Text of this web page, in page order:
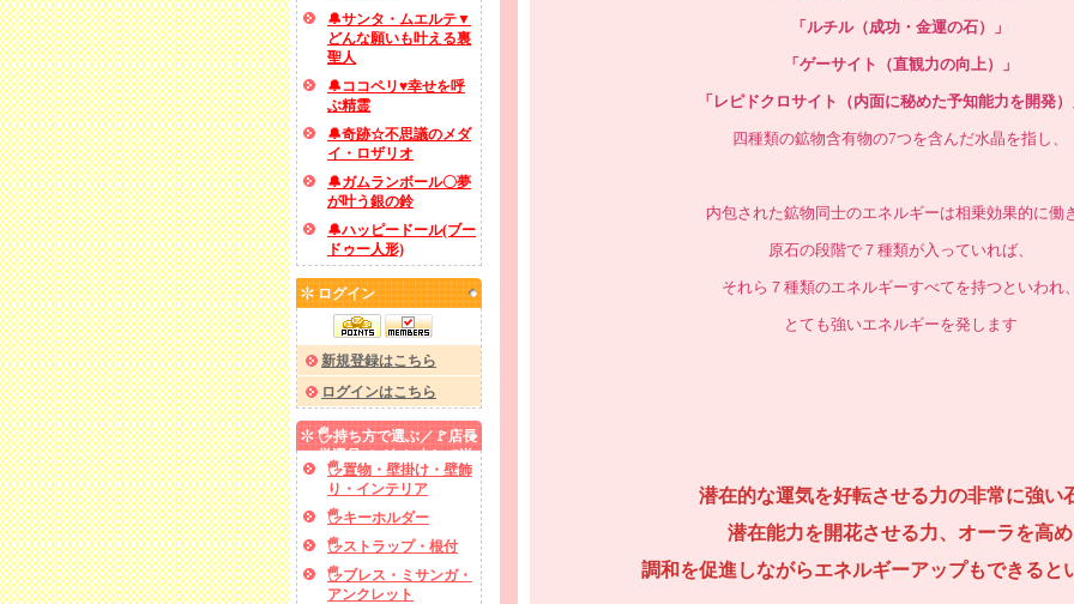
🔔サンタ・ムエルテ▼
どんな願いも叶える裏
聖人
🔔ココペリ♥幸せを呼
ぶ精霊
🔔奇跡☆不思議のメダ
イ・ロザリオ
🔔ガムランボール〇夢
が叶う銀の鈴
🔔ハッピードール(ブー
ドゥー人形)
ログイン
新規登録はこちら
ログインはこちら
🖐️持ち方で選ぶ／🚩店長
厳選品／✅あと少しで送
料無料
🖐️置物・壁掛け・壁飾
り・インテリア
🖐️キーホルダー
🖐️ストラップ・根付
🖐️ブレス・ミサンガ・
アンクレット
「ルチル（成功・金運の石）」
「ゲーサイト（直観力の向上）」
「レピドクロサイト（内面に秘めた予知能力を開発
四種類の鉱物含有物の7つを含んだ水晶を指し、
内包された鉱物同士のエネルギーは相乗効果的に働
原石の段階で７種類が入っていれば、
それら７種類のエネルギーすべてを持つといわれ
とても強いエネルギーを発します
潜在的な運気を好転させる力の非常に強い
潜在能力を開花させる力、オーラを高め
調和を促進しながらエネルギーアップもできると